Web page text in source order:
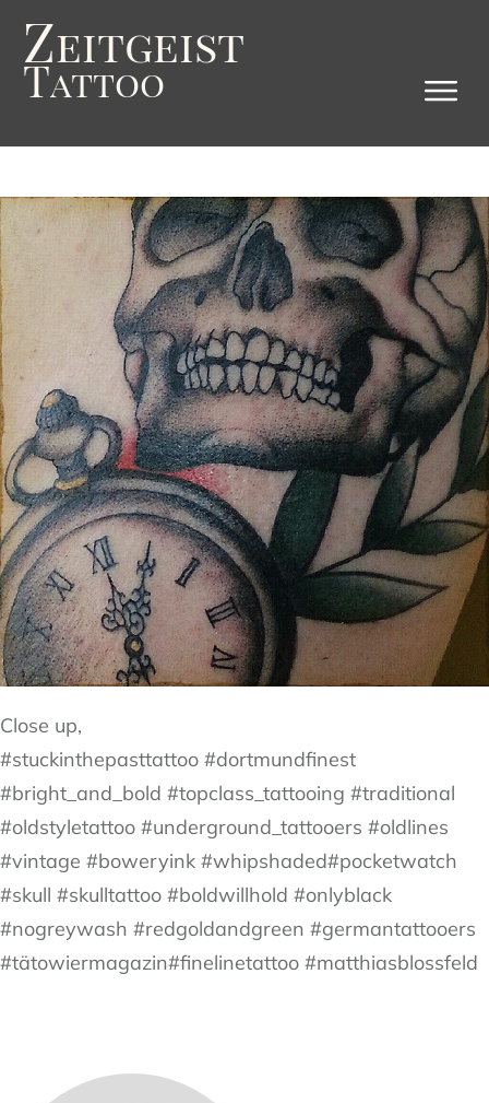
Zeitgeist
Tattoo
Close up,
#stuckinthepasttattoo #dortmundfinest
#bright_and_bold #topclass_tattooing #traditional
#oldstyletattoo #underground_tattooers #oldlines
#vintage #boweryink #whipshaded#pocketwatch
#skull #skulltattoo #boldwillhold #onlyblack
#nogreywash #redgoldandgreen #germantattooers
#tätowiermagazin#finelinetattoo #matthiasblossfeld